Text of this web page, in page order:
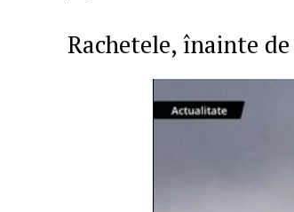
Rachetele, înainte